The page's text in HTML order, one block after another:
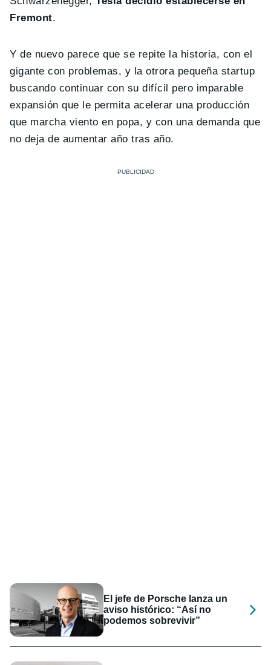
Fremont.
Y de nuevo parece que se repite la historia, con el
gigante con problemas, y la otrora pequeña startup
buscando continuar con su difícil pero imparable
expansión que le permita acelerar una producción
que marcha viento en popa, y con una demanda que
no deja de aumentar año tras año.
El jefe de Porsche lanza un
aviso histórico: “Así no
podemos sobrevivir”